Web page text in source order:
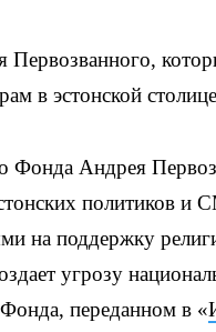
в эстонской
Фонда Андрея
политиков и
на поддержку
угрозу
переданном в «